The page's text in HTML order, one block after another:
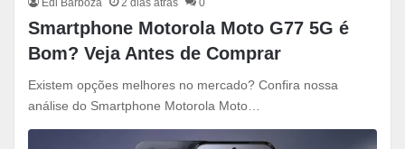
Edi Barboza 2 dias atrás 0
Smartphone Motorola Moto G77 5G é
Bom? Veja Antes de Comprar
Existem opções melhores no mercado? Confira nossa
análise do Smartphone Motorola Moto…